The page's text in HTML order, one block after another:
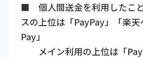
■ 個人間送金を利用したこ
スの上位は「PayPay」「楽
Pay」
メイン利用の上位は「